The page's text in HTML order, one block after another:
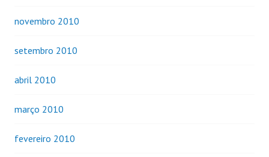
novembro 2010
setembro 2010
abril 2010
março 2010
fevereiro 2010